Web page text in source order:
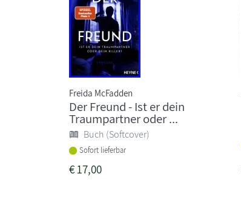
Freida McFadden
Der Freund - Ist er dein
Traumpartner oder ...
Buch (Softcover)
Sofort lieferbar
€17,00